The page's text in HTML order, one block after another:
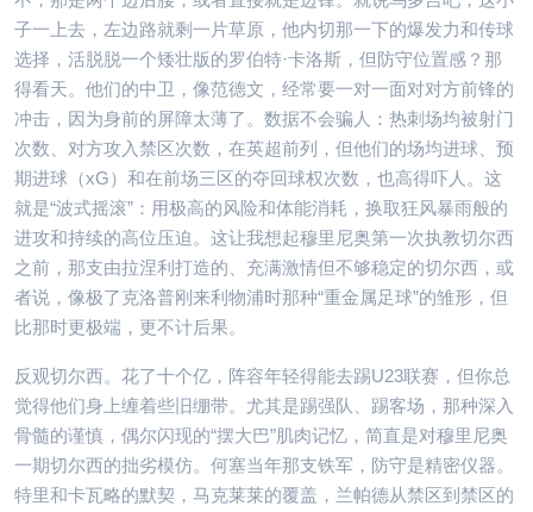
子一上去，左边路就剩一片草原，他内切那一下的爆发力和传球
选择，活脱脱一个矮壮版的罗伯特·卡洛斯，但防守位置感？那
得看天。他们的中卫，像范德文，经常要一对一面对对方前锋的
冲击，因为身前的屏障太薄了。数据不会骗人：热刺场均被射门
次数、对方攻入禁区次数，在英超前列，但他们的场均进球、预
期进球（xG）和在前场三区的夺回球权次数，也高得吓人。这
就是“波式摇滚”：用极高的风险和体能消耗，换取狂风暴雨般的
进攻和持续的高位压迫。这让我想起穆里尼奥第一次执教切尔西
之前，那支由拉涅利打造的、充满激情但不够稳定的切尔西，或
者说，像极了克洛普刚来利物浦时那种“重金属足球”的雏形，但
比那时更极端，更不计后果。
反观切尔西。花了十个亿，阵容年轻得能去踢U23联赛，但你总
觉得他们身上缠着些旧绷带。尤其是踢强队、踢客场，那种深入
骨髓的谨慎，偶尔闪现的“摆大巴”肌肉记忆，简直是对穆里尼奥
一期切尔西的拙劣模仿。何塞当年那支铁军，防守是精密仪器。
特里和卡瓦略的默契，马克莱莱的覆盖，兰帕德从禁区到禁区的